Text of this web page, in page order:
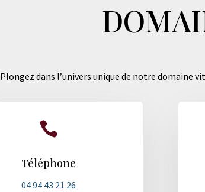
Plongez dans l’univers unique de notre domaine

Téléphone
04 94 43 21 26